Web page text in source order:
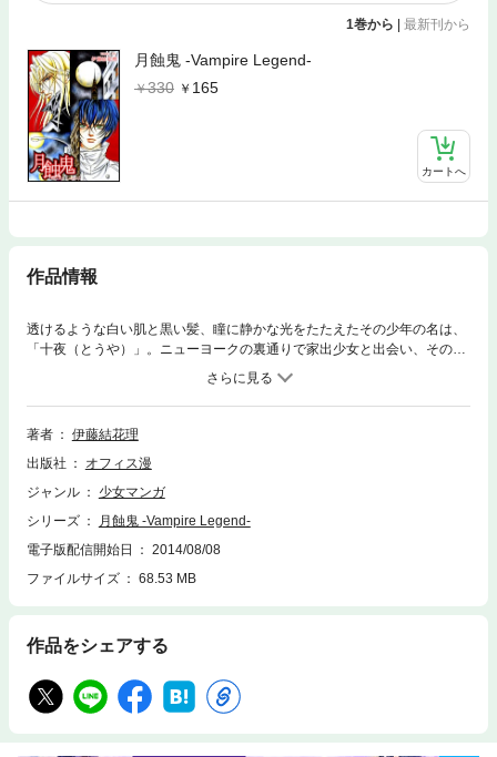
1巻から 最新刊から
月蝕鬼 -Vampire Legend-
330
165
カートへ
作品情報
透けるような白い肌と黒い髪、瞳に静かな光をたたえたその少年の名は、
「十夜（とうや）」。ニューヨークの裏通りで家出少女と出会い、その護
衛をつとめることになった彼は人間ではなかった。十夜が窮地に陥った
時、眼球は異様な輝きを宿し、白く伸びた牙が鮮血にひたされる。彼は闇
の眷属・バンパイアだったのだ…。孤独な旅を続けながら、ときに涙を流
し、懸命に吸血の欲望を抑えこもうとする十夜の過去には、いったい何が
ま、その運命が明かされる。悲哀の吸血鬼が生まれたいきさつを描く「月
蝕」と、その後の彷徨をたどる短編「新月」・「Sleeping Beauty」をあ
作！！ 巻末にはＳＦコメディ「黒服の兄キ Brother in Black」も収録。
著者
伊藤結花理
出版社
オフィス漫
ジャンル
少女マンガ
シリーズ
月蝕鬼 -Vampire Legend-
電子版配信開始日
2014/08/08
ファイルサイズ
68.53 MB
作品をシェアする